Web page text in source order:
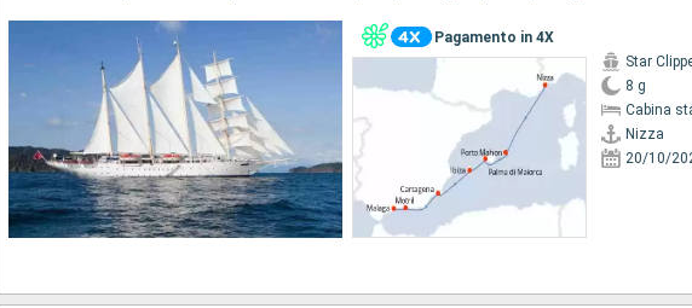
Pagamento in 4X
Star
8 g
Cabina
Nizza
20/10/